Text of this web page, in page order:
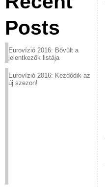
Posts
Eurovízió 2016: Bővült a
jelentkezők listája
Eurovízió 2016: Kezdődik az
új szezon!